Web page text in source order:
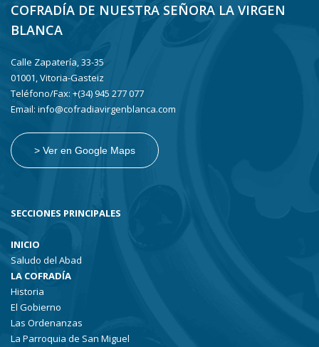
COFRADÍA DE NUESTRA SEÑORA LA VIRGEN
BLANCA
Calle Zapatería, 33-35
01001, Vitoria-Gasteiz
Teléfono/Fax: +(34) 945 277 077
Email: info@cofradiavirgenblanca.com
> Ver en Google Maps
SECCIONES PRINCIPALES
INICIO
Saludo del Abad
LA COFRADÍA
Historia
El Gobierno
Las Ordenanzas
La Parroquia de San Miguel